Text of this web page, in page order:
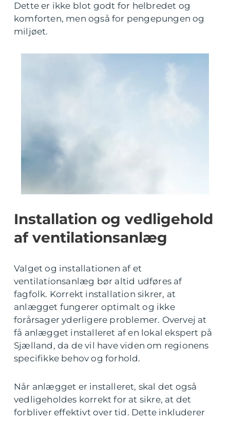
Dette er ikke blot godt for helbredet og
komforten, men også for pengepungen og
miljøet.
Installation og vedligehold
af ventilationsanlæg
Valget og installationen af et
ventilationsanlæg bør altid udføres af
fagfolk. Korrekt installation sikrer, at
anlægget fungerer optimalt og ikke
forårsager yderligere problemer. Overvej at
få anlægget installeret af en lokal ekspert på
Sjælland, da de vil have viden om regionens
specifikke behov og forhold.
Når anlægget er installeret, skal det også
vedligeholdes korrekt for at sikre, at det
forbliver effektivt over tid. Dette inkluderer